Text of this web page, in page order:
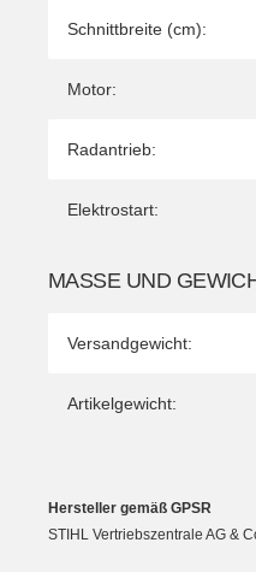
Schnittbreite (cm):
Motor:
Radantrieb:
Elektrostart:
MASSE UND
Versandgewicht:
Artikelgewicht:
Hersteller gemäß GPSR
STIHL Vertriebszentrale AG &